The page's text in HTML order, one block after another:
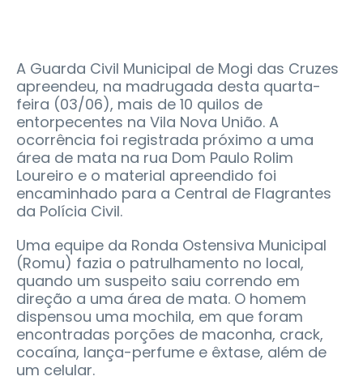
A Guarda Civil Municipal de Mogi das Cruzes
apreendeu, na madrugada desta quarta-
feira (03/06), mais de 10 quilos de
entorpecentes na Vila Nova União. A
ocorrência foi registrada próximo a uma
área de mata na rua Dom Paulo Rolim
Loureiro e o material apreendido foi
encaminhado para a Central de Flagrantes
da Polícia Civil.
Uma equipe da Ronda Ostensiva Municipal
(Romu) fazia o patrulhamento no local,
quando um suspeito saiu correndo em
direção a uma área de mata. O homem
dispensou uma mochila, em que foram
encontradas porções de maconha, crack,
cocaína, lança-perfume e êxtase, além de
um celular.